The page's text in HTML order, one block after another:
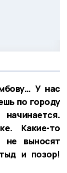
У нас
по городу
Какие-то
не выносят
и позор!